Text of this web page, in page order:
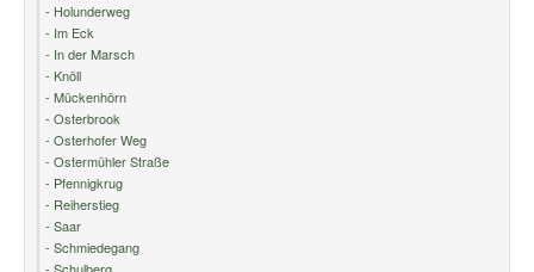
- Holunderweg
- Im Eck
- In der Marsch
- Knöll
- Mückenhörn
- Osterbrook
- Osterhofer Weg
- Ostermühler Straße
- Pfennigkrug
- Reiherstieg
- Saar
- Schmiedegang